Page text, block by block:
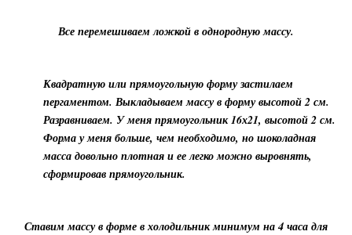
Все перемешиваем ложкой в однородную массу.
Квадратную или прямоугольную форму застилаем
пергаментом. Выкладываем массу в форму высотой 2 см.
Разравниваем. У меня прямоугольник 16х21, высотой 2 см.
Форма у меня больше, чем необходимо, но шоколадная
масса довольно плотная и ее легко можно выровнять,
сформировав прямоугольник.
Ставим массу в форме в холодильник минимум на 4 часа для